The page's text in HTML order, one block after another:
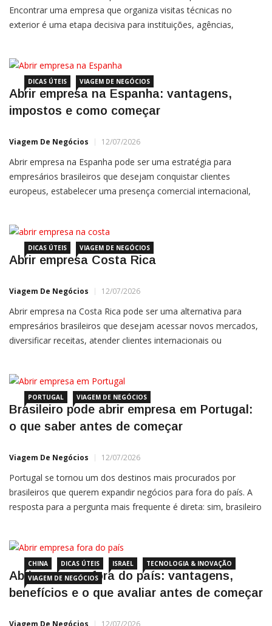
Encontrar uma empresa que organiza visitas técnicas no
exterior é uma etapa decisiva para instituições, agências,
liderança do empresário André Bianchi, a Global Networking (
DICAS ÚTEIS VIAGEM DE NEGÓCIOS
Abrir empresa na Espanha: vantagens,
impostos e como começar
Viagem De Negócios 12/07/2026
Abrir empresa na Espanha pode ser uma estratégia para
empresários brasileiros que desejam conquistar clientes
europeus, estabelecer uma presença comercial internacional,
características relevantes para empresas estrangeiras: mercado
consumidor desenvolvido,
DICAS ÚTEIS VIAGEM DE NEGÓCIOS
Abrir empresa Costa Rica
Viagem De Negócios 12/07/2026
Abrir empresa na Costa Rica pode ser uma alternativa para
empresários brasileiros que desejam acessar novos mercados,
diversificar receitas, atender clientes internacionais ou
pela abertura ao investimento estrangeiro e pela presença de
empresas dos setores de
PORTUGAL VIAGEM DE NEGÓCIOS
Brasileiro pode abrir empresa em Portugal:
o que saber antes de começar
Viagem De Negócios 12/07/2026
Portugal se tornou um dos destinos mais procurados por
brasileiros que querem expandir negócios para fora do país. A
resposta para a pergunta mais frequente é direta: sim, brasileiro
cidadão brasileiro pode ser sócio ou sócio-gerente de […]
CHINA DICAS ÚTEIS ISRAEL
TECNOLOGIA & INOVAÇÃO
VIAGEM DE NEGÓCIOS
Abrir empresa fora do país: vantagens,
benefícios e o que avaliar antes de começar
Viagem De Negócios 12/07/2026